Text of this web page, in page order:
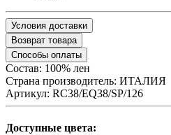
Условия доставки
Возврат товара
Способы оплаты
Состав: 100% лен
Страна производитель: ИТАЛИЯ
Артикул: RC38/EQ38/SP/126
Доступные цвета: